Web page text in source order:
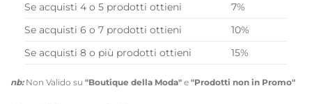
Se acquisti 4 o 5 prodotti ottieni
7%
Se acquisti 6 o 7 prodotti ottieni
10%
Se acquisti 8 o più prodotti ottieni
15%
nb:Non Valido su "Boutique della Moda" e "Prodotti non in Promo"